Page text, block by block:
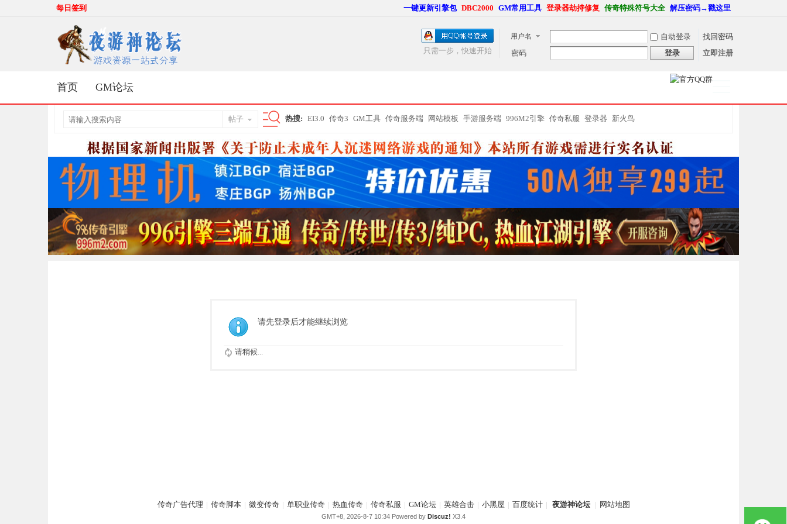
每日签到 一键更新引擎包 DBC2000 GM常用工具 登录器劫持修复 传奇特殊符号大全 解压密码→戳这里
用户名 自动登录
找回密码
密码
登录 立即注册
只需一步，快速开始
首页 GM论坛
帖子
索
热搜: EI3.0 传奇3 GM工具 传奇服务端 网站模板 手游服务端 996M2引擎 传奇私服 登录器 新火鸟
请先登录后才能继续浏览
请稍候...
传奇广告代理 | 传奇脚本 | 微变传奇 | 单职业传奇 | 热血传奇 | 传奇私服 | GM论坛 | 英雄合击 | 小黑屋 | 百度统计 | 夜游神论坛 | 网站地图
GMT+8, 2026-8-7 10:34 Powered by Discuz! X3.4